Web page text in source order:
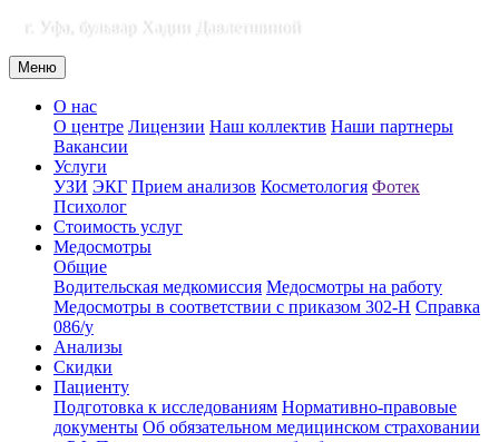
г. Уфа, бульвар Хадии Давлетшиной
Меню
О нас
О центре Лицензии Наш коллектив Наши партнеры
Вакансии
Услуги
УЗИ ЭКГ Прием анализов Косметология Фотек
Психолог
Стоимость услуг
Медосмотры
Общие
Водительская медкомиссия Медосмотры на работу
Медосмотры в соответствии с приказом 302-Н Справка
086/у
Анализы
Скидки
Пациенту
Подготовка к исследованиям Нормативно-правовые
документы Об обязательном медицинском страховании